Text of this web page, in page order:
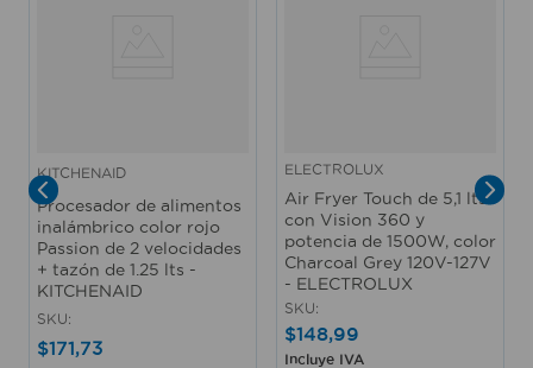
KITCHENAID
Procesador de alimentos
inalámbrico color rojo
Passion de 2 velocidades
+ tazón de 1.25 lts -
KITCHENAID
SKU:
$171,73
ELECTROLUX
Air Fryer Touch de 5,1 lts
con Vision 360 y
potencia de 1500W, color
Charcoal Grey 120V-127V
- ELECTROLUX
SKU:
$148,99
Incluye IVA